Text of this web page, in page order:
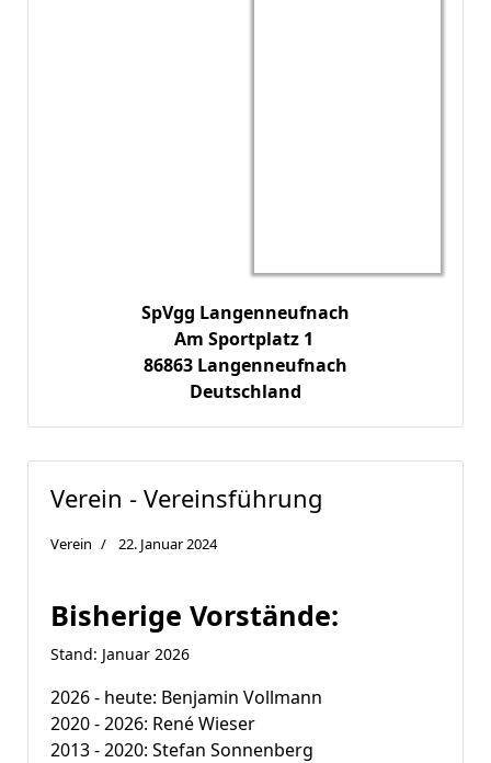
SpVgg Langenneufnach
Am Sportplatz 1
86863 Langenneufnach
Deutschland
Verein - Vereinsführung
Verein 22. Januar 2024
Bisherige Vorstände:
Stand: Januar 2026
2026 - heute: Benjamin Vollmann
2020 - 2026: René Wieser
2013 - 2020: Stefan Sonnenberg